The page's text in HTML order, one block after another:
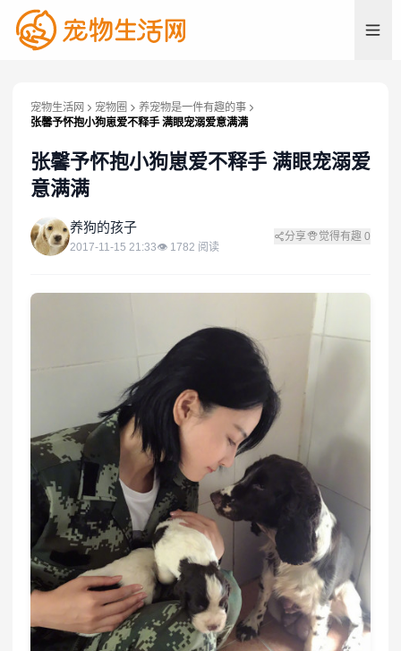
宠物生活网 宠物圈
养宠物是一件有趣的事
张馨予怀抱小狗崽爱不释手 满眼宠溺爱意满满
张馨予怀抱小狗崽爱不释手 满眼宠溺爱
意满满
养 养狗的孩子
2017-11-15 21:33👁 1782 阅读
分享 觉得有趣 0